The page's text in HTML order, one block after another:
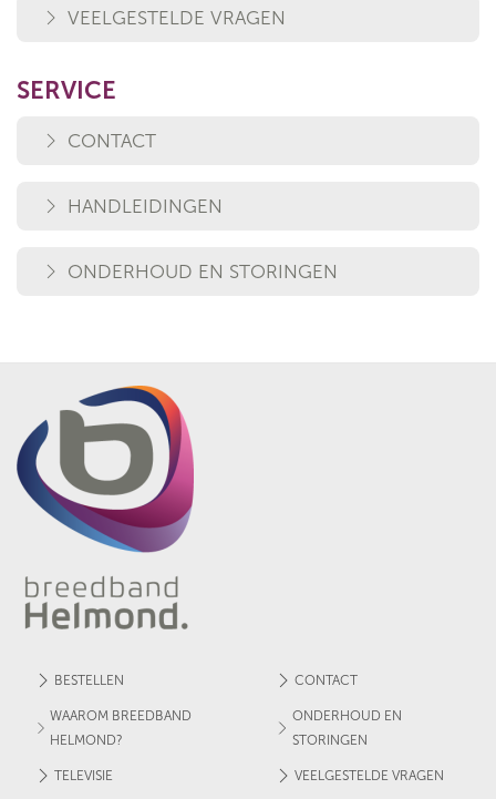
VEELGESTELDE VRAGEN
SERVICE
CONTACT
HANDLEIDINGEN
ONDERHOUD EN STORINGEN
BESTELLEN
WAAROM BREEDBAND
HELMOND?
TELEVISIE
CONTACT
ONDERHOUD EN
STORINGEN
VEELGESTELDE VRAGEN